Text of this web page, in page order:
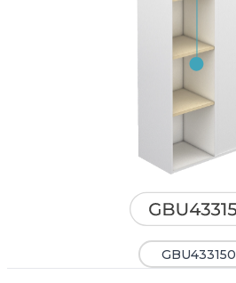
GBU433150